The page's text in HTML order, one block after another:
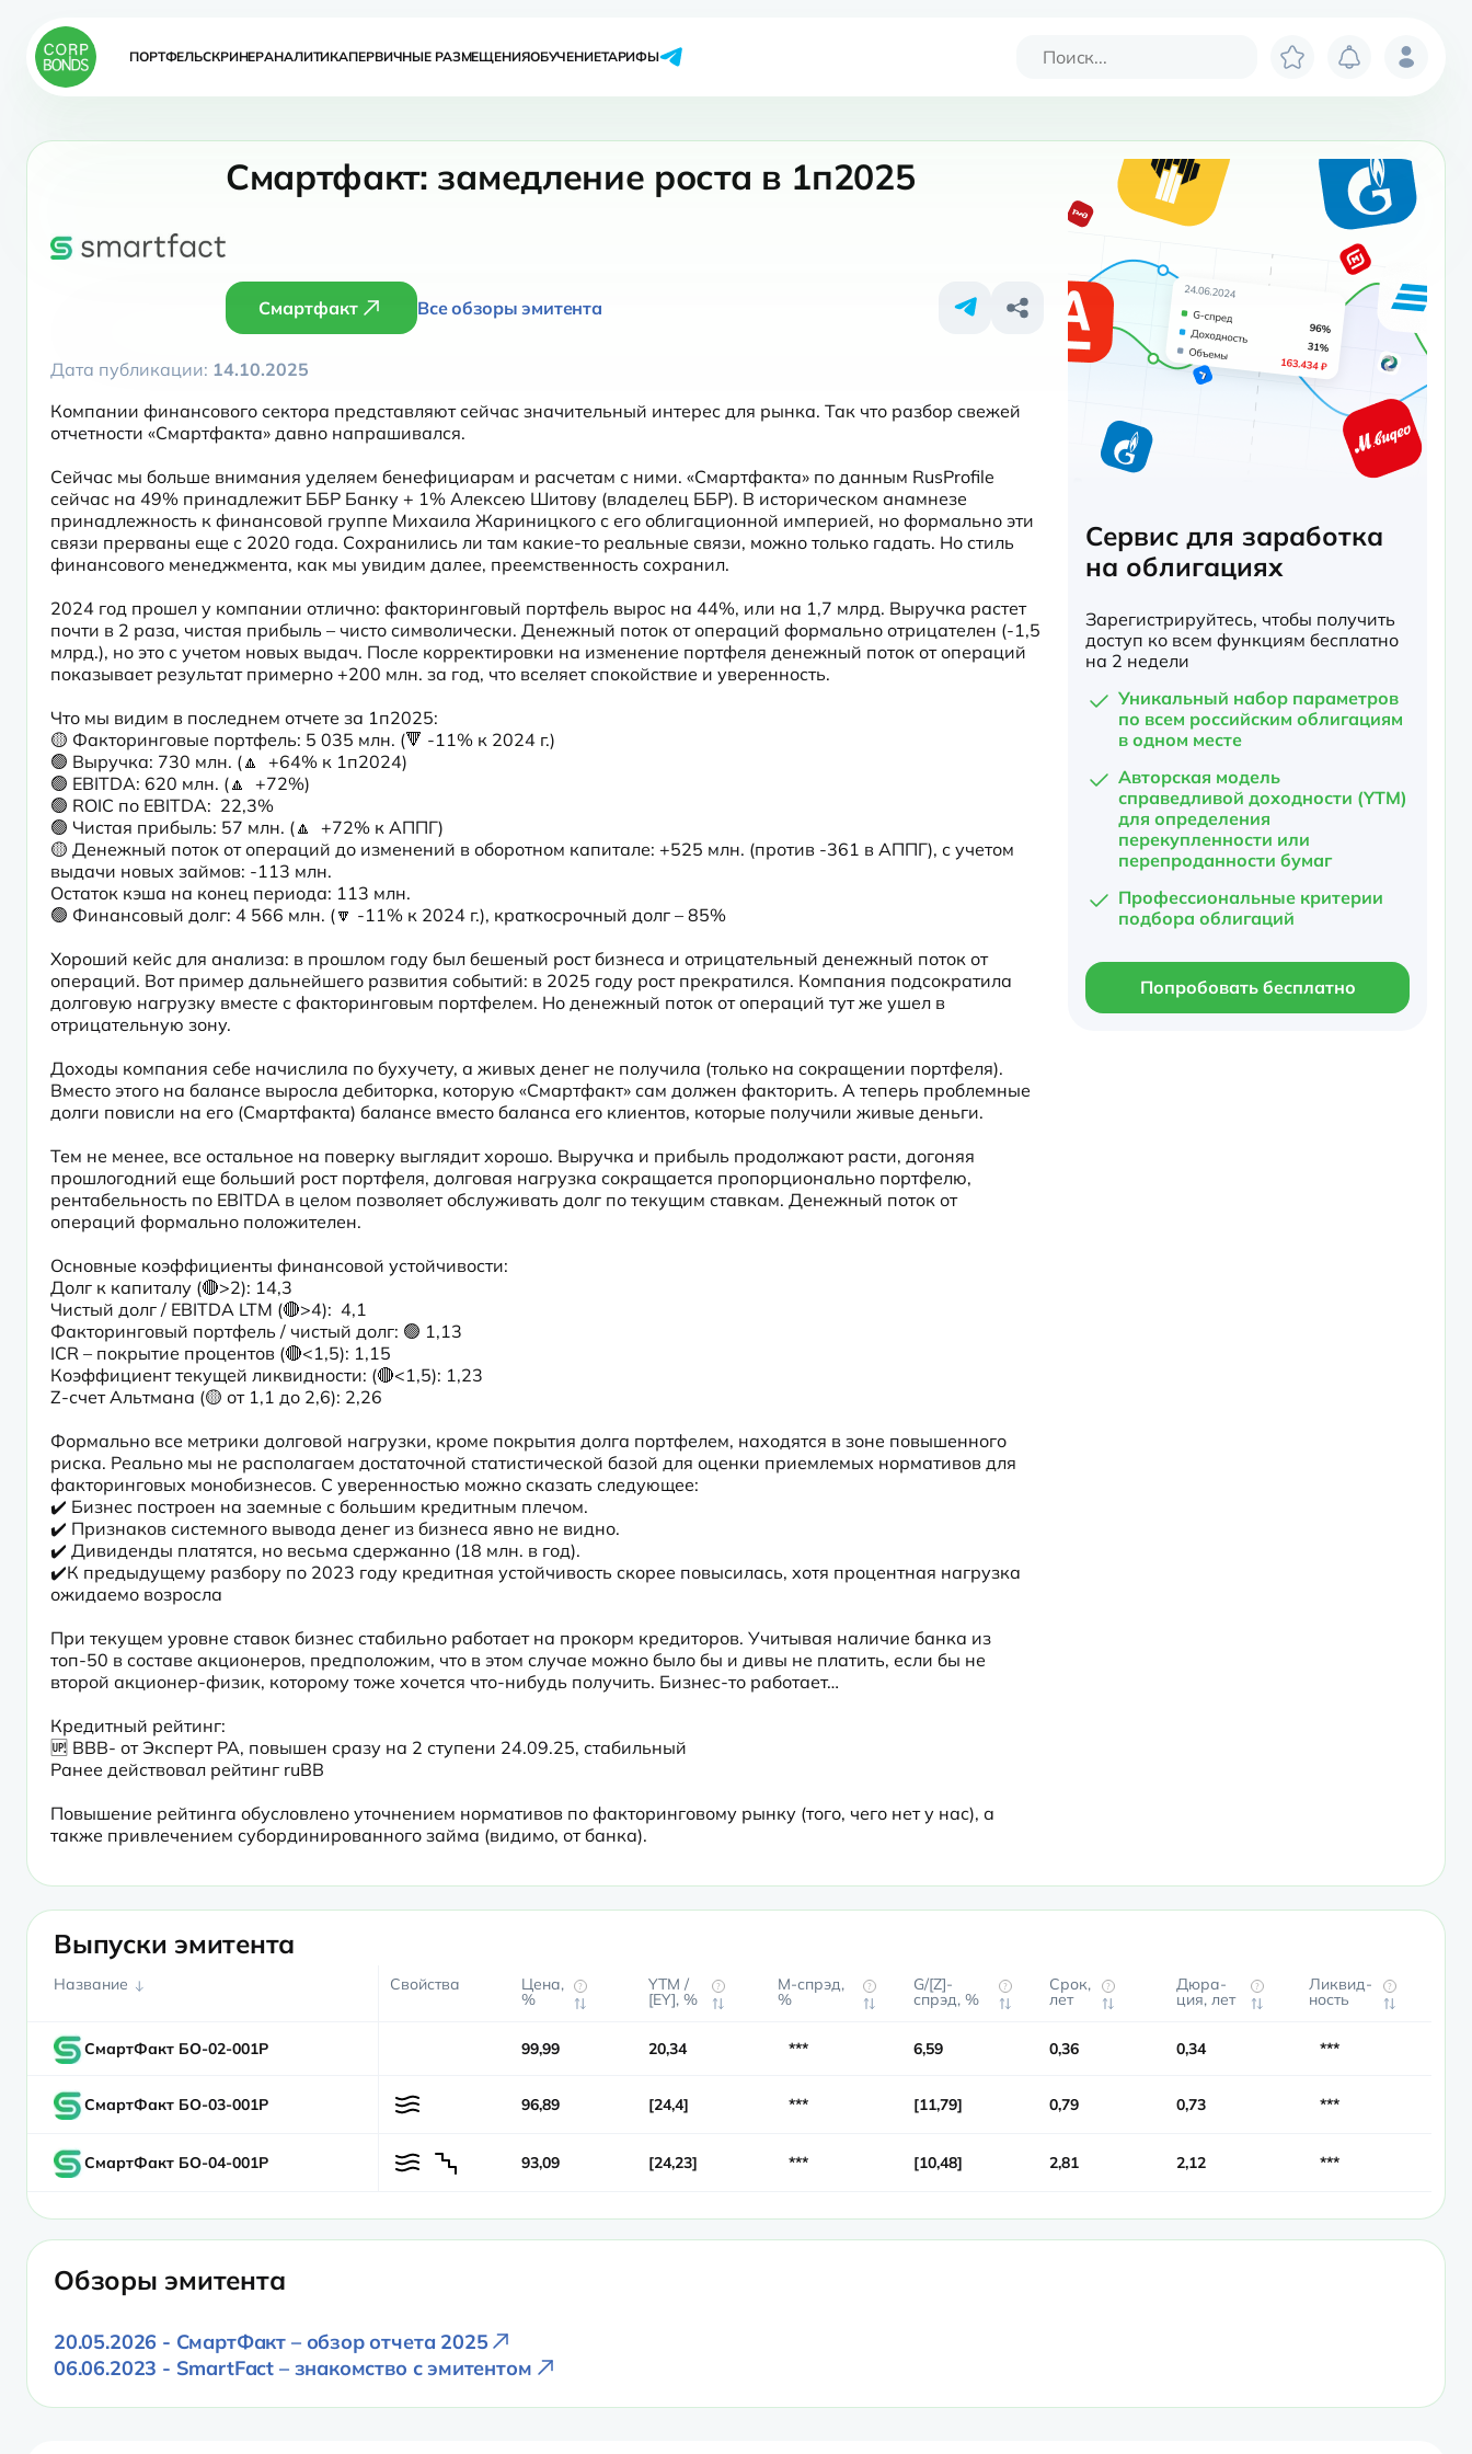
ПОРТФЕЛЬСКРИНЕРАНАЛИТИКАПЕРВИЧНЫЕ РАЗМЕЩЕНИЯОБУЧЕНИЕТАРИФЫ
Смартфакт: замедление роста в 1п2025
Смартфакт Все обзоры эмитента
Дата публикации: 14.10.2025
Компании финансового сектора представляют сейчас значительный интерес для рынка. Так что разбор свежей
отчетности «Смартфакта» давно напрашивался.
Сейчас мы больше внимания уделяем бенефициарам и расчетам с ними. «Смартфакта» по данным RusProfile
сейчас на 49% принадлежит ББР Банку + 1% Алексею Шитову (владелец ББР). В историческом анамнезе
принадлежность к финансовой группе Михаила Жариницкого с его облигационной империей, но формально эти
связи прерваны еще с 2020 года. Сохранились ли там какие-то реальные связи, можно только гадать. Но стиль
финансового менеджмента, как мы увидим далее, преемственность сохранил.
2024 год прошел у компании отлично: факторинговый портфель вырос на 44%, или на 1,7 млрд. Выручка растет
почти в 2 раза, чистая прибыль – чисто символически. Денежный поток от операций формально отрицателен (-1,5
млрд.), но это с учетом новых выдач. После корректировки на изменение портфеля денежный поток от операций
показывает результат примерно +200 млн. за год, что вселяет спокойствие и уверенность.
Что мы видим в последнем отчете за 1п2025:
🟡 Факторинговые портфель: 5 035 млн. (🔻 -11% к 2024 г.)
🟢 Выручка: 730 млн. (🔼  +64% к 1п2024)
🟢 EBITDA: 620 млн. (🔼  +72%)
🟢 ROIC по EBITDA:  22,3%
🟢 Чистая прибыль: 57 млн. (🔼  +72% к АППГ)
🟡 Денежный поток от операций до изменений в оборотном капитале: +525 млн. (против -361 в АППГ), с учетом
выдачи новых займов: -113 млн.
Остаток кэша на конец периода: 113 млн.
🟢 Финансовый долг: 4 566 млн. (🔽 -11% к 2024 г.), краткосрочный долг – 85%
Хороший кейс для анализа: в прошлом году был бешеный рост бизнеса и отрицательный денежный поток от
операций. Вот пример дальнейшего развития событий: в 2025 году рост прекратился. Компания подсократила
долговую нагрузку вместе с факторинговым портфелем. Но денежный поток от операций тут же ушел в
отрицательную зону.
Доходы компания себе начислила по бухучету, а живых денег не получила (только на сокращении портфеля).
Вместо этого на балансе выросла дебиторка, которую «Смартфакт» сам должен факторить. А теперь проблемные
долги повисли на его (Смартфакта) балансе вместо баланса его клиентов, которые получили живые деньги.
Тем не менее, все остальное на поверку выглядит хорошо. Выручка и прибыль продолжают расти, догоняя
прошлогодний еще больший рост портфеля, долговая нагрузка сокращается пропорционально портфелю,
рентабельность по EBITDA в целом позволяет обслуживать долг по текущим ставкам. Денежный поток от
операций формально положителен.
Основные коэффициенты финансовой устойчивости:
Долг к капиталу (🔴>2): 14,3
Чистый долг / EBITDA LTM (🔴>4):  4,1
Факторинговый портфель / чистый долг: 🟢 1,13
ICR – покрытие процентов (🔴<1,5): 1,15
Коэффициент текущей ликвидности: (🔴<1,5): 1,23
Z-счет Альтмана (🟡 от 1,1 до 2,6): 2,26
Формально все метрики долговой нагрузки, кроме покрытия долга портфелем, находятся в зоне повышенного
риска. Реально мы не располагаем достаточной статистической базой для оценки приемлемых нормативов для
факторинговых монобизнесов. С уверенностью можно сказать следующее:
✔️ Бизнес построен на заемные с большим кредитным плечом.
✔️ Признаков системного вывода денег из бизнеса явно не видно.
✔️ Дивиденды платятся, но весьма сдержанно (18 млн. в год).
✔️К предыдущему разбору по 2023 году кредитная устойчивость скорее повысилась, хотя процентная нагрузка
ожидаемо возросла
При текущем уровне ставок бизнес стабильно работает на прокорм кредиторов. Учитывая наличие банка из
топ-50 в составе акционеров, предположим, что в этом случае можно было бы и дивы не платить, если бы не
второй акционер-физик, которому тоже хочется что-нибудь получить. Бизнес-то работает…
Кредитный рейтинг:
🆙 BBB- от Эксперт РА, повышен сразу на 2 ступени 24.09.25, стабильный
Ранее действовал рейтинг ruBB
Повышение рейтинга обусловлено уточнением нормативов по факторинговому рынку (того, чего нет у нас), а
также привлечением субординированного займа (видимо, от банка).
Сервис для заработка
на облигациях
Зарегистрируйтесь, чтобы получить
доступ ко всем функциям бесплатно
на 2 недели
Уникальный набор параметров
по всем российским облигациям
в одном месте
Авторская модель
справедливой доходности (YTM)
для определения
перекупленности или
перепроданности бумаг
Профессиональные критерии
подбора облигаций
Попробовать бесплатно
Выпуски эмитента
Название Свойства Цена,
%
? YTM /
[EY], %
? М-спрэд,
%
? G/[Z]-
спрэд, %
? Срок,
лет
? Дюра­
ция, лет
? Ликвид­
ность
?
СмартФакт БО-02-001P 99,99 20,34 *** 6,59 0,36 0,34 ***
СмартФакт БО-03-001P 96,89 24,4 *** 11,79 0,79 0,73 ***
СмартФакт БО-04-001Р 93,09 24,23 *** 10,48 2,81 2,12 ***
Обзоры эмитента
20.05.2026 - СмартФакт – обзор отчета 2025
06.06.2023 - SmartFact – знакомство с эмитентом